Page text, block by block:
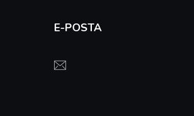
E-POSTA